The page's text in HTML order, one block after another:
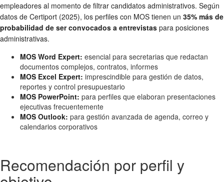
empleadores al momento de filtrar candidatos administrativos. Según
datos de Certiport (2025), los perfiles con MOS tienen un 35% más de
probabilidad de ser convocados a entrevistas para posiciones
administrativas.
MOS Word Expert: esencial para secretarias que redactan
documentos complejos, contratos, informes
MOS Excel Expert: imprescindible para gestión de datos,
reportes y control presupuestario
MOS PowerPoint: para perfiles que elaboran presentaciones
ejecutivas frecuentemente
MOS Outlook: para gestión avanzada de agenda, correo y
calendarios corporativos
Recomendación por perfil y